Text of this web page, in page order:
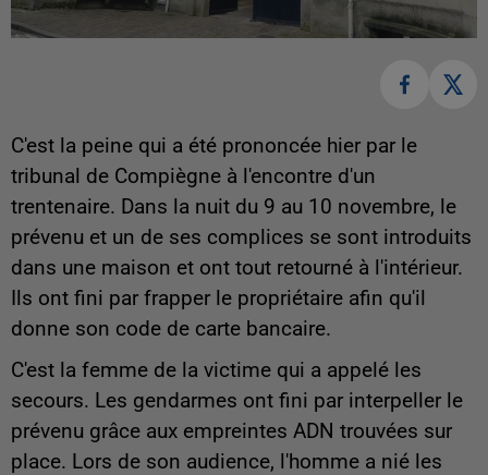
C'est la peine qui a été prononcée hier par le
tribunal de Compiègne à l'encontre d'un
trentenaire. Dans la nuit du 9 au 10 novembre, le
prévenu et un de ses complices se sont introduits
dans une maison et ont tout retourné à l'intérieur.
Ils ont fini par frapper le propriétaire afin qu'il
donne son code de carte bancaire.
C'est la femme de la victime qui a appelé les
secours. Les gendarmes ont fini par interpeller le
prévenu grâce aux empreintes ADN trouvées sur
place. Lors de son audience, l'homme a nié les